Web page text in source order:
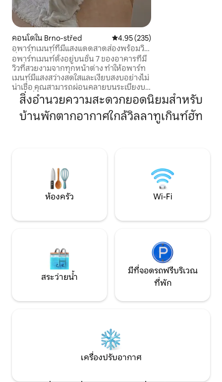
คอนโดใน Brno-střed คะแนนเฉลี่ย 4.95 จาก 5, 235 รีวิว
4.95 (235)
อพาร์ทเมนท์ที่มีแสงแดดสาดส่องพร้อมวิว
ที่น่าตื่นตาตื่นใจ
อพาร์ทเมนท์ตั้งอยู่บนชั้น 7 ของอาคารที่มี
วิวที่สวยงามจากทุกหน้าต่าง ทำให้อพาร์ท
เมนท์มีแสงสว่างสดใสและเงียบสงบอย่างไม่
น่าเชื่อ คุณสามารถผ่อนคลายบนระเบียงบน
โซฟาที่สะดวกสบายหรือในห้องนอนบน
เตียงใหม่ เครื่องปรับอากาศจะทำให้คุณ
สบายขึ้นในวันฤดูร้อนที่อากาศร้อน ห้อง
เหล่านี้ ซึ่ึงมีอยู่ในบริเวณใกล้เคียงเป็น
สิ่งอำนวยความสะดวกยอดนิยมสำหรับ
บ้านพักตากอากาศใกล้วิลลาทูเกินท์ฮัท
ห้องครัว Wi-Fi
สระว่ายน้ำ
มีที่จอดรถฟรีบริเวณ
ที่พัก
เครื่องปรับอากาศ